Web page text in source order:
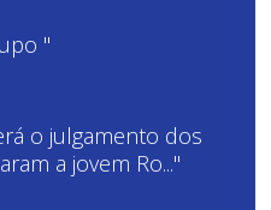
"
o julgamento dos
a jovem Ro..."